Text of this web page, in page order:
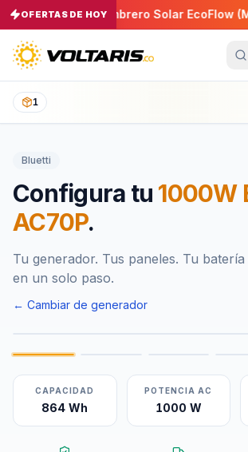
OFERTAS DE HOY
−5% Sombrero Solar EcoFlow (M-L) −
1
Bluetti
Configura tu 1000W
AC70P.
Tu generador. Tus paneles. Tu
en un solo paso.
← Cambiar de generador
CAPACIDAD
864 Wh
POTENCIA AC
1000 W
Tu
Vacío
está
Agrega
con el
botón
y
págalos
todos